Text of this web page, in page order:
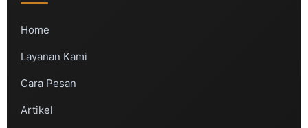
Home
Layanan Kami
Cara Pesan
Artikel